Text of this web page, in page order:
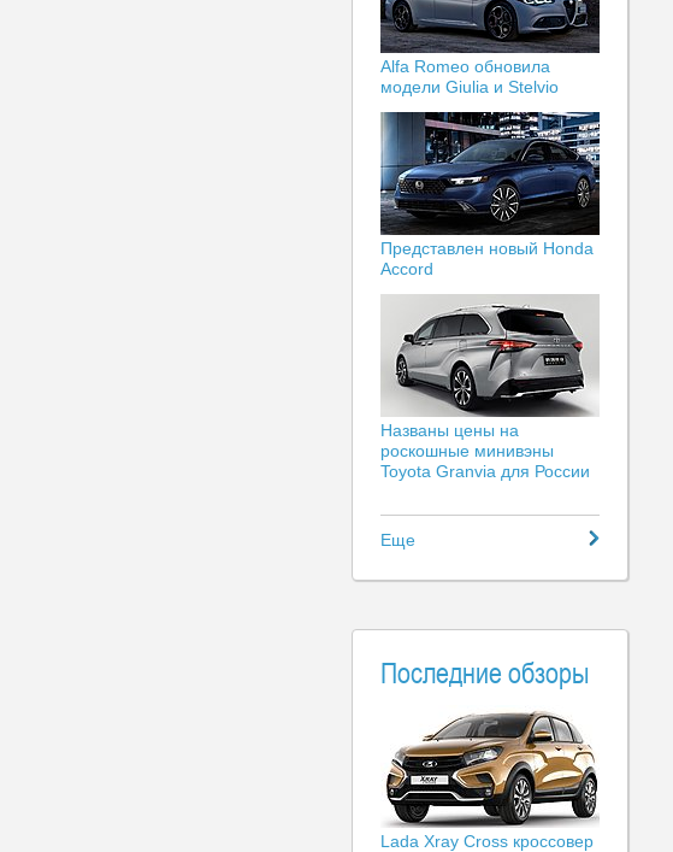
Alfa Romeo обновила
модели Giulia и Stelvio
Представлен новый Honda
Accord
Названы цены на
роскошные минивэны
Toyota Granvia для России
Еще
Последние обзоры
Lada Xray Cross кроссовер